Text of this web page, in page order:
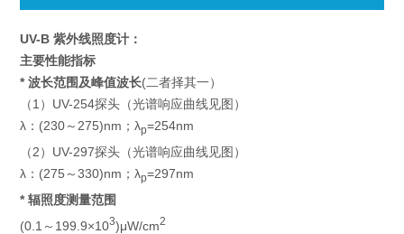
UV-B 紫外线照度计 ：
主要性能指标
* 波长范围及峰值波长(二者择其一）
（1）UV-254探头（光谱响应曲线见图）
λ：(230～275)nm；λp=254nm
（2）UV-297探头（光谱响应曲线见图）
λ：(275～330)nm；λp=297nm
* 辐照度测量范围
(0.1～199.9×103)μW/cm2